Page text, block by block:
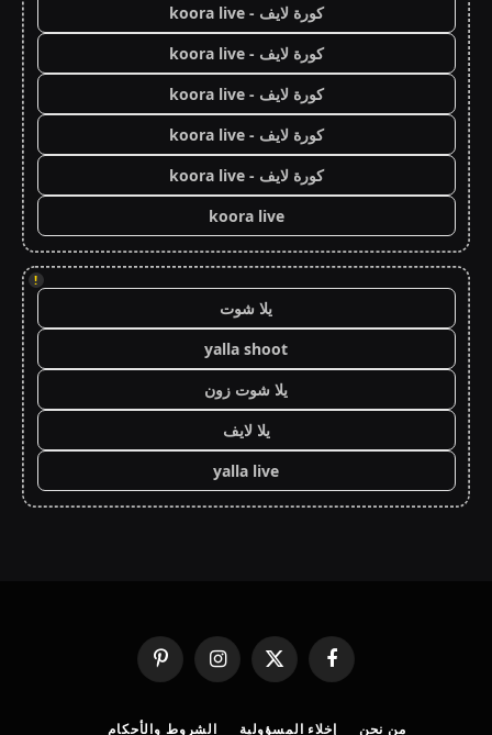
كورة لايف - koora live
كورة لايف - koora live
كورة لايف - koora live
كورة لايف - koora live
كورة لايف - koora live
koora live
!
يلا شوت
yalla shoot
يلا شوت زون
يلا لايف
yalla live
فيسبوك
X
(Twitter)
الانستغرامبينتيريست
من نحن إخلاء المسؤولية الشروط والأحكام